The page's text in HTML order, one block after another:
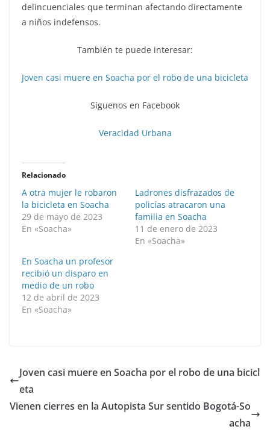
delincuenciales que terminan afectando directamente
a niños indefensos.
También te puede interesar:
Joven casi muere en Soacha por el robo de una bicicleta
Síguenos en Facebook
Veracidad Urbana
Relacionado
A otra mujer le robaron
la bicicleta en Soacha
29 de mayo de 2023
En «Soacha»
Ladrones disfrazados de
policías atracaron una
familia en Soacha
11 de enero de 2023
En «Soacha»
En Soacha un profesor
recibió un disparo en
medio de un robo
12 de abril de 2023
En «Soacha»
Joven casi muere en Soacha por el robo de una bicicl
eta
Vienen cierres en la Autopista Sur sentido Bogotá-So
acha